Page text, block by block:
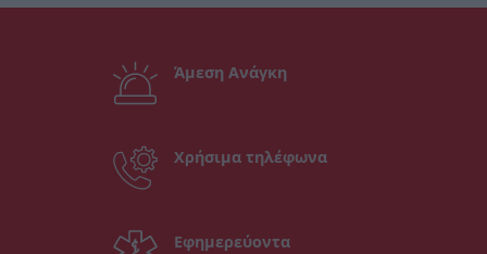
Άμεση Ανάγκη
Χρήσιμα τηλέφωνα
Εφημερεύοντα